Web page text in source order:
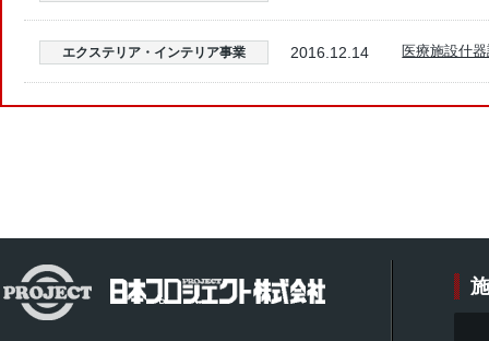
エクステリア・インテリア事業 2016.12.14 医療施設什